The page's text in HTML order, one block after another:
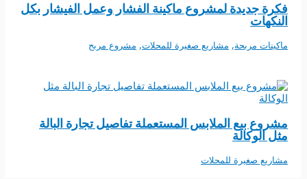
فكرة جديدة لمشروع ماكينة الفشار وعمل الفيشار بكل
النكهات
ماكينات مربحة, مشاريع صغيرة للمحلات, مشروع مربح
مشروع بيع الملابس المستعملة تفاصيل تجارة البالة
مثل الوكالة
مشاريع صغيرة للمحلات